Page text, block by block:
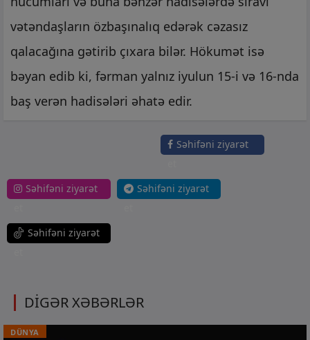
vətəndaşların özbaşınalıq edərək cəzasız
qalacağına gətirib çıxara bilər. Hökumət isə
bəyan edib ki, fərman yalnız iyulun 15-i və 16-nda
baş verən hadisələri əhatə edir.
Səhifəni ziyarət
Səhifəni ziyarət
Səhifəni ziyarət
Səhifəni ziyarət
DİGƏR XƏBƏRLƏR
DÜNYA